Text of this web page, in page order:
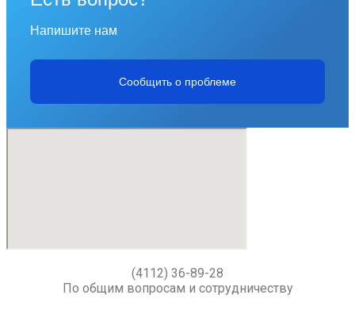
Напишите нам
Сообщить о проблеме
(4112) 36-89-28
По общим вопросам и сотрудничеству